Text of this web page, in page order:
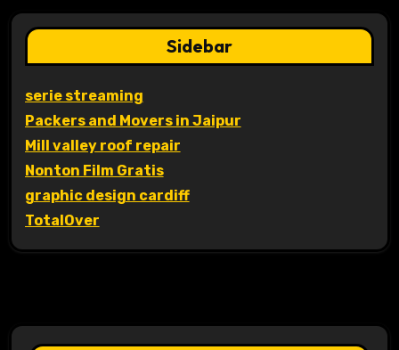
Sidebar
serie streaming
Packers and Movers in Jaipur
Mill valley roof repair
Nonton Film Gratis
graphic design cardiff
TotalOver